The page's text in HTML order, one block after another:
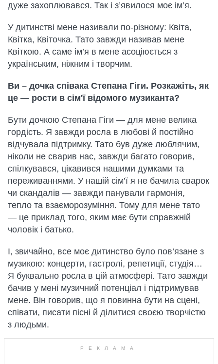
дуже захоплювався. Так і з’явилося моє ім’я.
У дитинстві мене називали по-різному: Квіта,
Квітка, Квіточка. Тато завжди називав мене
Квіткою. А саме ім’я в мене асоціюється з
українським, ніжним і творчим.
Ви – дочка співака Степана Гіги. Розкажіть, як
це — рости в сім'ї відомого музиканта?
Бути дочкою Степана Гіги — для мене велика
гордість. Я завжди росла в любові й постійно
відчувала підтримку. Тато був дуже люблячим,
ніколи не сварив нас, завжди багато говорив,
спілкувався, цікавився нашими думками та
переживаннями. У нашій сім’ї я не бачила сварок
чи скандалів — завжди панували гармонія,
тепло та взаєморозуміння. Тому для мене тато
— це приклад того, яким має бути справжній
чоловік і батько.
І, звичайно, все моє дитинство було пов’язане з
музикою: концерти, гастролі, репетиції, студія…
Я буквально росла в цій атмосфері. Тато завжди
бачив у мені музичний потенціал і підтримував
мене. Він говорив, що я повинна бути на сцені,
співати, писати пісні й ділитися своєю творчістю
з людьми.